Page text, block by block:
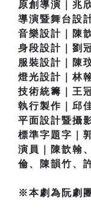
原創導演｜兆
導演暨舞台設
音樂設計｜陳
身段設計｜劉
服裝設計｜陳
燈光設計｜林
技術統籌｜王
執行製作｜邱
平面設計暨攝
標準字題字｜
演員｜陳歆翰
倫、陳韻竹、
※本劇為阮劇